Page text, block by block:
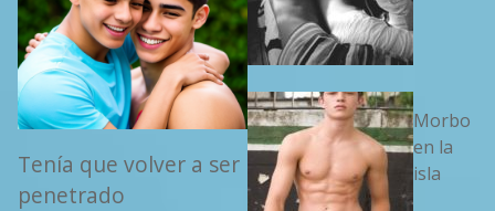
Tenía que volver a ser
penetrado
Morbo
en la
isla